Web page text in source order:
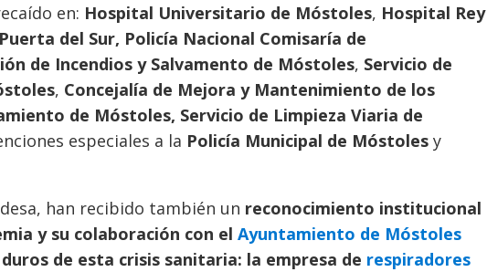
en: Hospital Universitario de Móstoles, Hospital Rey
del Sur, Policía Nacional Comisaría de
de Incendios y Salvamento de Móstoles, Servicio de
, Concejalía de Mejora y Mantenimiento de los
de Móstoles, Servicio de Limpieza Viaria de
especiales a la Policía Municipal de Móstoles y
han recibido también un reconocimiento institucional
y su colaboración con elAyuntamiento de Móstoles
de esta crisis sanitaria: la empresa de respiradores